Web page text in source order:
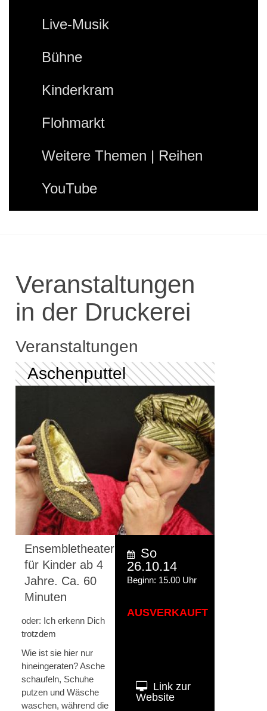
Live-Musik
Bühne
Kinderkram
Flohmarkt
Weitere Themen | Reihen
YouTube
Veranstaltungen
in der Druckerei
Veranstaltungen
Aschenputtel
Ensembletheater
für Kinder ab 4
Jahre. Ca. 60
Minuten
oder: Ich erkenn Dich
trotzdem
Wie ist sie hier nur
hineingeraten? Asche
schaufeln, Schuhe
putzen und Wäsche
waschen, während die
So
26.10.14
Beginn: 15.00 Uhr
AUSVERKAUFT
Link zur
Website